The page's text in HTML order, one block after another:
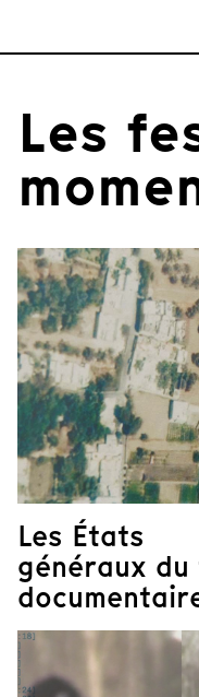
Les
Les États
généraux du